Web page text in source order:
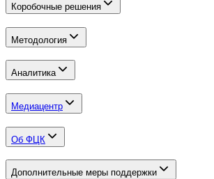
Коробочные решения
Методология
Аналитика
Медиацентр
Об ФЦК
Дополнительные меры поддержки